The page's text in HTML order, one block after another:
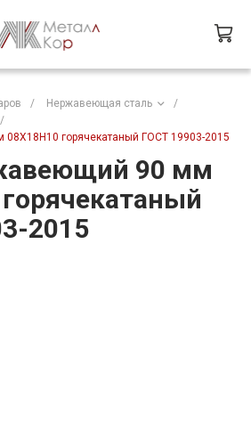
/ Нержавеющая сталь
/
/
горячекатаный ГОСТ 19903-2015
90 мм
2015